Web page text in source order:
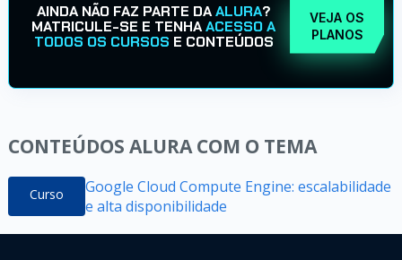
AINDA NÃO FAZ PARTE DAALURA?
MATRICULE-SE E TENHAACESSO A
TODOS OS CURSOS E CONTEÚDOS
VEJA OS
PLANOS
CONTEÚDOS ALURA COM O TEMA
Curso
Google Cloud Compute Engine: escalabilidade
e alta disponibilidade